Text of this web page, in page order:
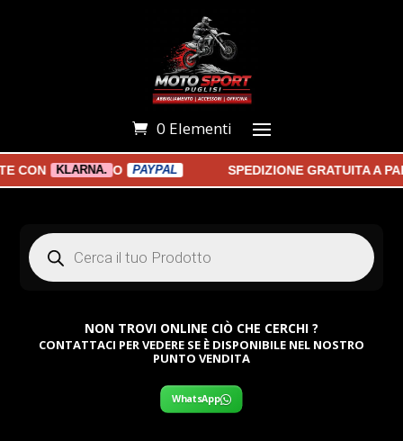
0 Elementi
KLARNA. O PAYPAL SPEDIZIONE GRATUITA A
Products
search
NON TROVI ONLINE CIÒ CHE CERCHI ?
CONTATTACI PER VEDERE SE È DISPONIBILE NEL NOSTRO
PUNTO VENDITA
WhatsApp